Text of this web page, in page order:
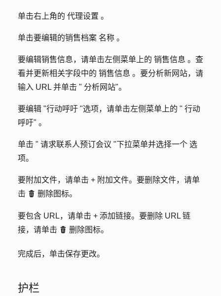
单击右上角的 代理设置 。
单击要编辑的销售档案 名称 。
要编辑销售信息，请单击左侧菜单上的 销售信息 。查
看并更新相关字段中的 销售信息 。要分析新网站，请
输入 URL 并单击 " 分析网站"。
要编辑 "行动呼吁 "选项，请单击左侧菜单上的 " 行动
呼吁" 。
单击 " 请求联系人预订会议 "下拉菜单并选择一个 选
项。
要附加文件，请单击 + 附加文件。要删除文件，请单
击 deleteIcon 删除图标。
要包含 URL，请单击 + 添加链接。要删除 URL 链
接，请单击 deleteIcon 删除图标。
完成后，单击保存更改。
护栏